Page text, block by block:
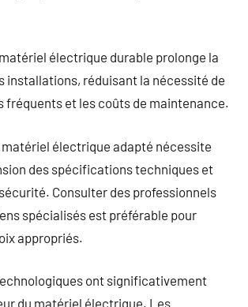
électrique durable prolonge la
installations, réduisant la nécessité de
fréquents et les coûts de maintenance.
électrique adapté nécessite
des spécifications techniques et
Consulter des professionnels
spécialisés est préférable pour
appropriés.
ont significativement
du matériel électrique. Les